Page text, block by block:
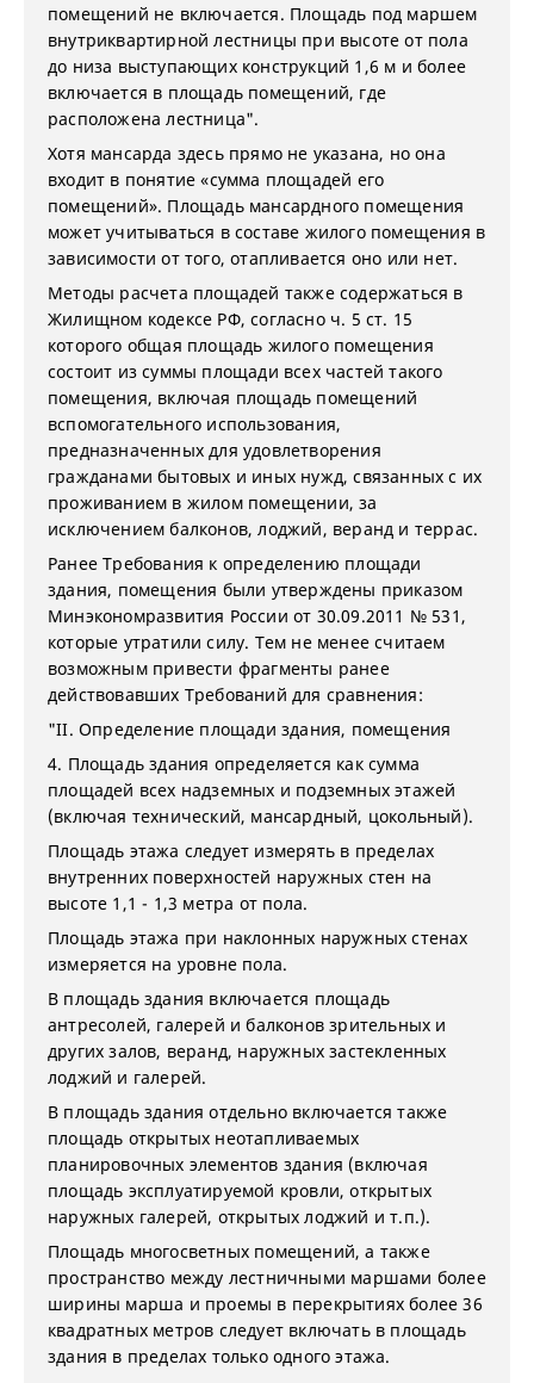
помещений не включается. Площадь под маршем
внутриквартирной лестницы при высоте от пола
до низа выступающих конструкций 1,6 м и более
включается в площадь помещений, где
расположена лестница".
Хотя мансарда здесь прямо не указана, но она
входит в понятие «сумма площадей его
помещений». Площадь мансардного помещения
может учитываться в составе жилого помещения в
зависимости от того, отапливается оно или нет.
Методы расчета площадей также содержаться в
Жилищном кодексе РФ, согласно ч. 5 ст. 15
которого общая площадь жилого помещения
состоит из суммы площади всех частей такого
помещения, включая площадь помещений
вспомогательного использования,
предназначенных для удовлетворения
гражданами бытовых и иных нужд, связанных с их
проживанием в жилом помещении, за
исключением балконов, лоджий, веранд и террас.
Ранее Требования к определению площади
здания, помещения были утверждены приказом
Минэкономразвития России от 30.09.2011 № 531,
которые утратили силу. Тем не менее считаем
возможным привести фрагменты ранее
действовавших Требований для сравнения:
"II. Определение площади здания, помещения
4. Площадь здания определяется как сумма
площадей всех надземных и подземных этажей
(включая технический, мансардный, цокольный).
Площадь этажа следует измерять в пределах
внутренних поверхностей наружных стен на
высоте 1,1 - 1,3 метра от пола.
Площадь этажа при наклонных наружных стенах
измеряется на уровне пола.
В площадь здания включается площадь
антресолей, галерей и балконов зрительных и
других залов, веранд, наружных застекленных
лоджий и галерей.
В площадь здания отдельно включается также
площадь открытых неотапливаемых
планировочных элементов здания (включая
площадь эксплуатируемой кровли, открытых
наружных галерей, открытых лоджий и т.п.).
Площадь многосветных помещений, а также
пространство между лестничными маршами более
ширины марша и проемы в перекрытиях более 36
квадратных метров следует включать в площадь
здания в пределах только одного этажа.